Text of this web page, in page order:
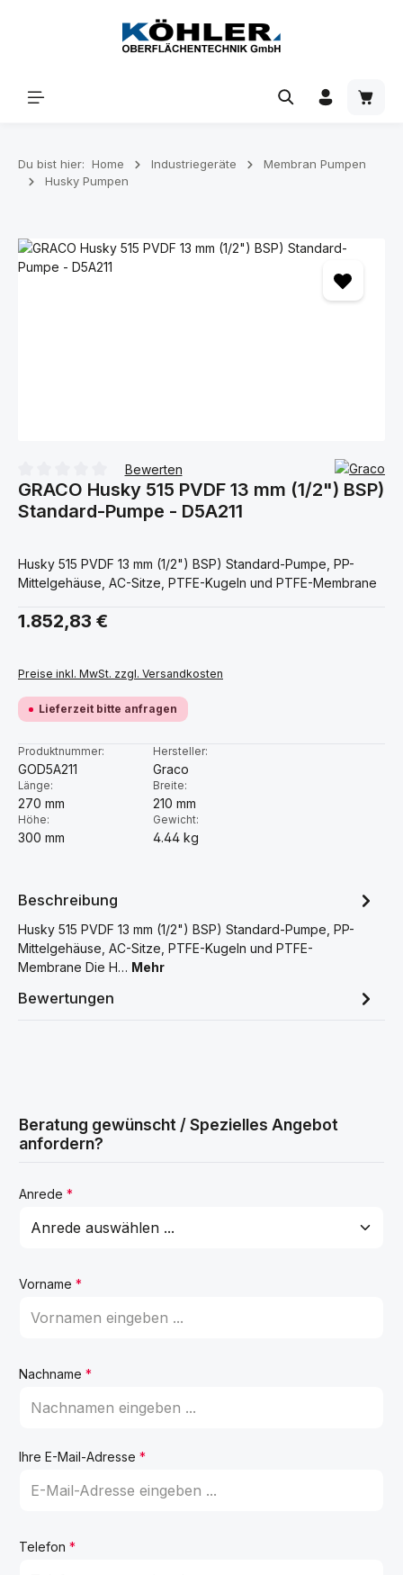
Zum Hauptinhalt springen
Du bist hier: Home Industriegeräte
Membran Pumpen
Husky Pumpen
Bildergalerie überspringen
Durchschnittliche Bewertung von 0 von 5 Sternen
Bewerten
GRACO Husky 515 PVDF 13 mm (1/2") BSP)
Standard-Pumpe - D5A211
Husky 515 PVDF 13 mm (1/2") BSP) Standard-Pumpe, PP-
Mittelgehäuse, AC-Sitze, PTFE-Kugeln und PTFE-Membrane
Regulärer Preis:
1.852,83 €
Preise inkl. MwSt. zzgl. Versandkosten
Lieferzeit bitte anfragen
Produktnummer:
GOD5A211
Hersteller:
Graco
Länge:
270 mm
Breite:
210 mm
Höhe:
300 mm
Gewicht:
4.44 kg
Beschreibung
Husky 515 PVDF 13 mm (1/2") BSP) Standard-Pumpe, PP-
Mittelgehäuse, AC-Sitze, PTFE-Kugeln und PTFE-
Membrane Die H… Mehr
Bewertungen
Beratung gewünscht / Spezielles Angebot
anfordern?
Anrede *
Vorname *
Nachname *
Ihre E-Mail-Adresse *
Telefon *